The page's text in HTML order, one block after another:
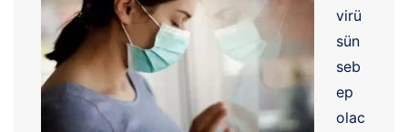
virü
sün
seb
ep
olac